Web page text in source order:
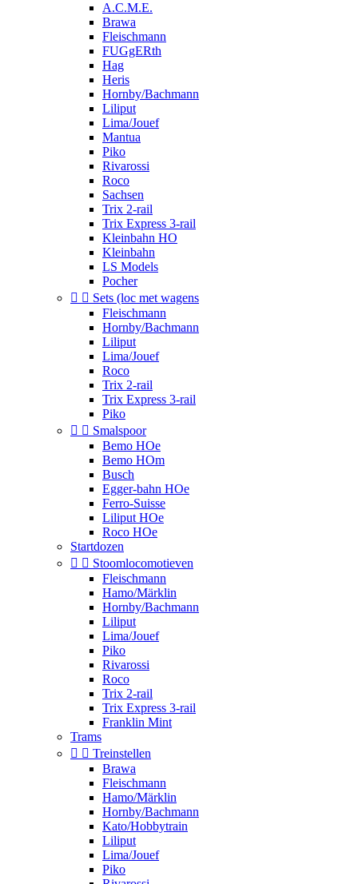
A.C.M.E.
Brawa
Fleischmann
FUGgERth
Hag
Heris
Hornby/Bachmann
Liliput
Lima/Jouef
Mantua
Piko
Rivarossi
Roco
Sachsen
Trix 2-rail
Trix Express 3-rail
Kleinbahn HO
Kleinbahn
LS Models
Pocher
  Sets (loc met wagens
Fleischmann
Hornby/Bachmann
Liliput
Lima/Jouef
Roco
Trix 2-rail
Trix Express 3-rail
Piko
  Smalspoor
Bemo HOe
Bemo HOm
Busch
Egger-bahn HOe
Ferro-Suisse
Liliput HOe
Roco HOe
Startdozen
  Stoomlocomotieven
Fleischmann
Hamo/Märklin
Hornby/Bachmann
Liliput
Lima/Jouef
Piko
Rivarossi
Roco
Trix 2-rail
Trix Express 3-rail
Franklin Mint
Trams
  Treinstellen
Brawa
Fleischmann
Hamo/Märklin
Hornby/Bachmann
Kato/Hobbytrain
Liliput
Lima/Jouef
Piko